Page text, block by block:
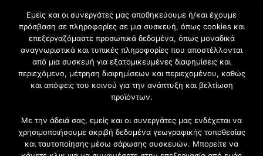
Εγγραφή στο Newsletter
Γίνετε μέλος της μεγαλύτερης διαδικτυακής κοινότητας, ειδικά
για αρχιτέκτονες, σχεδιαστές και λάτρεις της κατασκευής και του
Εμείς και οι συνεργάτες μας αποθηκεύουμε ή/και έχουμε
πρόσβαση σε πληροφορίες σε μια συσκευή, όπως cookies και
επεξεργαζόμαστε προσωπικά δεδομένα, όπως μοναδικά
αναγνωριστικά και τυπικές πληροφορίες που αποστέλλονται
από μια συσκευή για εξατομικευμένες διαφημίσεις και
περιεχόμενο, μέτρηση διαφημίσεων και περιεχομένου, καθώς
και απόψεις του κοινού για την ανάπτυξη και βελτίωση
προϊόντων.
Με την άδειά σας, εμείς και οι συνεργάτες μας ενδέχεται να
χρησιμοποιήσουμε ακριβή δεδομένα γεωγραφικής τοποθεσίας
και ταυτοποίησης μέσω σάρωσης συσκευών. Μπορείτε να